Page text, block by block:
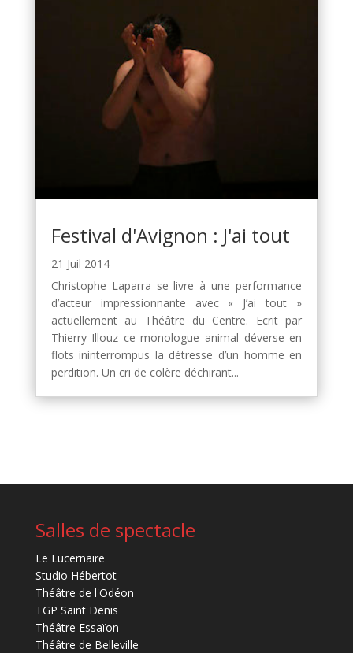
Festival d'Avignon : J'ai tout
21 Juil 2014
Christophe Laparra se livre à une performance
d’acteur impressionnante avec « J’ai tout »
actuellement au Théâtre du Centre. Ecrit par
Thierry Illouz ce monologue animal déverse en
flots ininterrompus la détresse d’un homme en
perdition. Un cri de colère déchirant...
Salles de spectacle
Le Lucernaire
Studio Hébertot
Théâtre de l'Odéon
TGP Saint Denis
Théâtre Essaïon
Théâtre de Belleville